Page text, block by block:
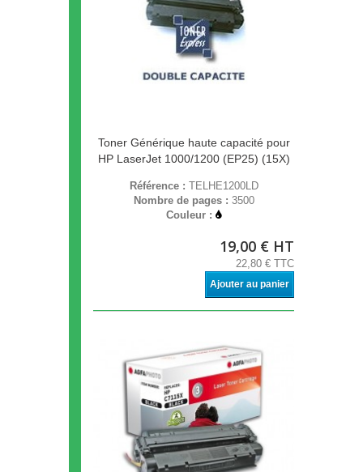
Toner Générique haute capacité pour
HP LaserJet 1000/1200 (EP25) (15X)
Référence : TELHE1200LD
Nombre de pages : 3500
Couleur :
19,00 € HT
22,80 € TTC
Ajouter au panier